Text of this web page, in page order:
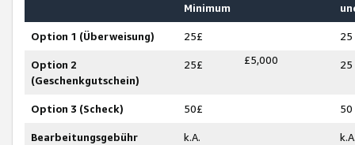
Minimum
Option 1 (Überweisung) 25£ 25
Option 2
(Geschenkgutschein)
25£ £5,000 25
Option 3 (Scheck) 50£ 50
Bearbeitungsgebühr
k.A.